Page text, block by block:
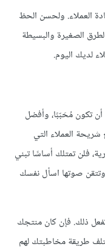
العملاء. ولحسن الحظ
الصغيرة والبسيطة
لديك اليوم.
تكون مُحَبّبًا، وأفضل
العملاء التي
فلن تمتلك أساسًا تبني
صوتها اسأل نفسك
ذلك. فإن كان منتجك
طريقة مخاطبتك لهم